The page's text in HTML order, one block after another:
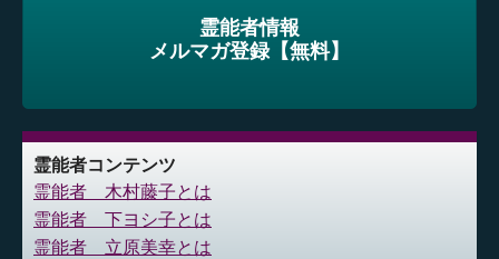
霊能者情報
メルマガ登録【無料】
霊能者コンテンツ
霊能者 木村藤子とは
霊能者 下ヨシ子とは
霊能者 立原美幸とは